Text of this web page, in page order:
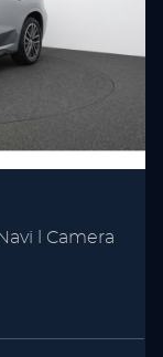
l Camera